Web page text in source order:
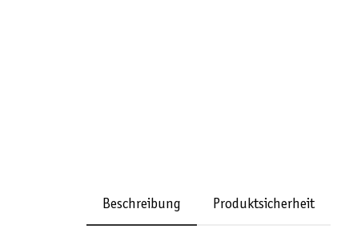
Beschreibung Produktsicherheit